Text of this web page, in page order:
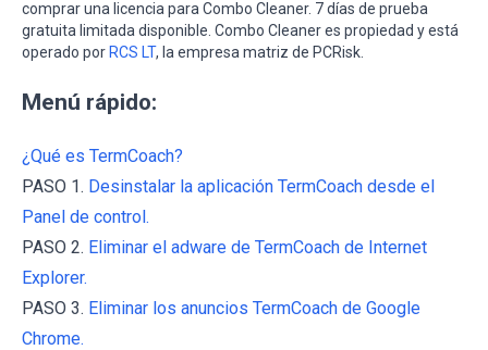
comprar una licencia para Combo Cleaner. 7 días de prueba
gratuita limitada disponible. Combo Cleaner es propiedad y está
operado por RCS LT, la empresa matriz de PCRisk.
Menú rápido:
¿Qué es TermCoach?
PASO 1. Desinstalar la aplicación TermCoach desde el
Panel de control.
PASO 2. Eliminar el adware de TermCoach de Internet
Explorer.
PASO 3. Eliminar los anuncios TermCoach de Google
Chrome.